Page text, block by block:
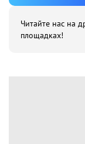
Читайте нас на
площадках!